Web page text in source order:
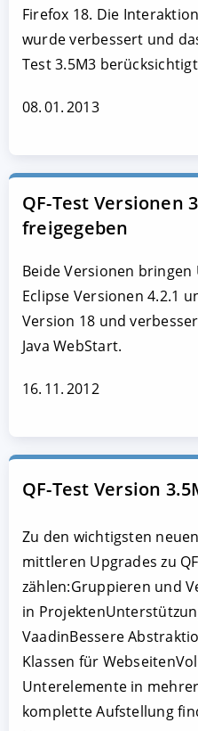
Firefox 18. Die
wurde verbessert und
Test 3.5M3
08. 01. 2013
QF-Test Versionen
freigegeben
Beide Versionen
Eclipse Versionen 4.2.1
Version 18 und
Java WebStart.
16. 11. 2012
QF-Test Version
Zu den wichtigsten
mittleren Upgrades zu
zählen:Gruppieren und
in
VaadinBessere
Klassen für
Unterelemente in
komplette Aufstellung